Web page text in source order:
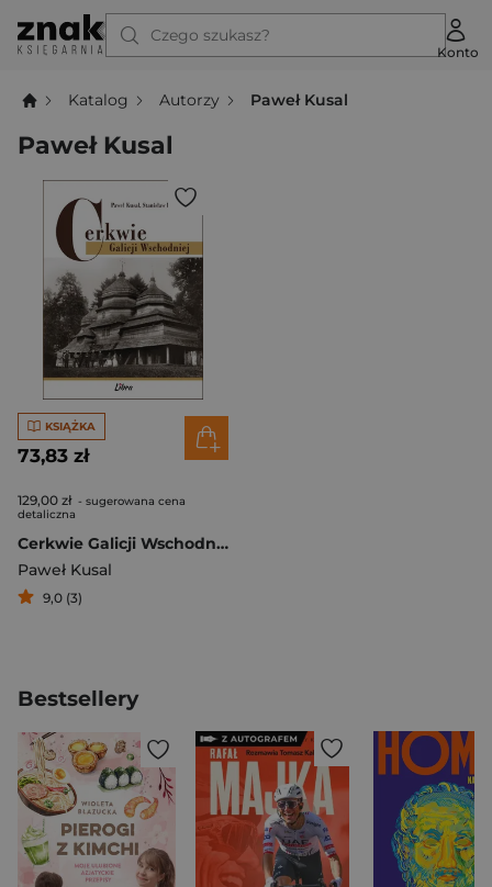
Czego szukasz?
Konto
Katalog Autorzy Paweł Kusal
Paweł Kusal
KSIĄŻKA
73,83 zł
129,00 zł - sugerowana cena
detaliczna
Cerkwie Galicji Wschodniej
Paweł Kusal
9,0 (3)
Bestsellery